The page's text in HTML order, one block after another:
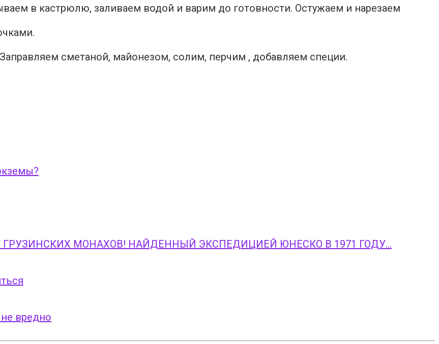
в кастрюлю, заливаем водой и варим до готовности. Остужаем и нарезаем
сметаной, майонезом, солим, перчим , добавляем специи.
МОНАХОВ! НАЙДЕННЫЙ ЭКСПЕДИЦИЕЙ ЮНЕСКО В 1971 ГОДУ…
вредно